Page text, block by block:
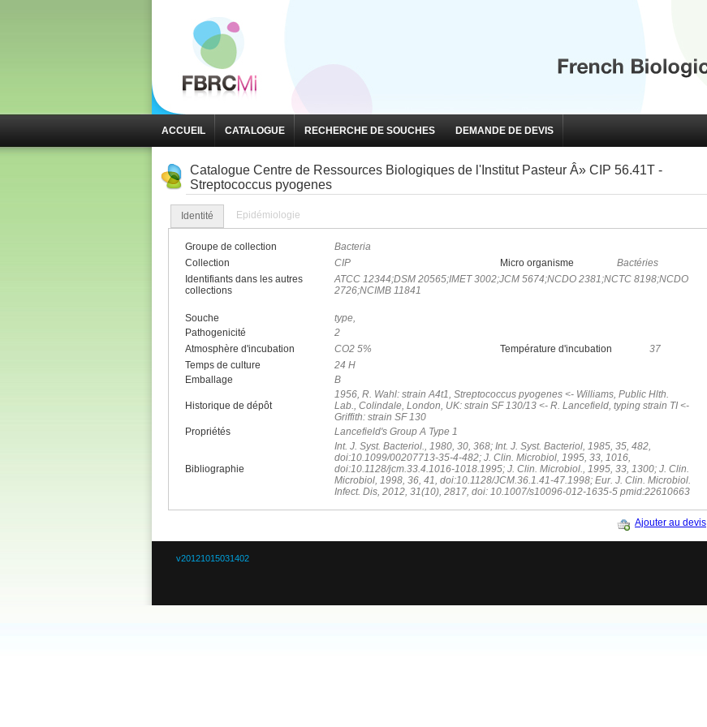
ACCUEIL CATALOGUE RECHERCHE DE SOUCHES DEMANDE DE DEVIS
Catalogue Centre de Ressources Biologiques de l'Institut Pasteur Â» CIP 56.41T -
Streptococcus pyogenes
Identité Epidémiologie
Groupe de collection
Bacteria
Collection
CIP Micro organisme
Bactéries
Identifiants dans les autres
collections
ATCC 12344;DSM 20565;IMET 3002;JCM 5674;NCDO 2381;NCTC 8198;NCDO
2726;NCIMB 11841
Souche
type,
Pathogenicité
2
Atmosphère d'incubation
CO2 5% Température d'incubation
37
Temps de culture
24 H
Emballage
B
Historique de dépôt
1956, R. Wahl: strain A4t1, Streptococcus pyogenes <- Williams, Public Hlth.
Lab., Colindale, London, UK: strain SF 130/13 <- R. Lancefield, typing strain TI <-
Griffith: strain SF 130
Propriétés
Lancefield's Group A Type 1
Bibliographie
Int. J. Syst. Bacteriol., 1980, 30, 368; Int. J. Syst. Bacteriol, 1985, 35, 482,
doi:10.1099/00207713-35-4-482; J. Clin. Microbiol, 1995, 33, 1016,
doi:10.1128/jcm.33.4.1016-1018.1995; J. Clin. Microbiol., 1995, 33, 1300; J. Clin.
Microbiol, 1998, 36, 41, doi:10.1128/JCM.36.1.41-47.1998; Eur. J. Clin. Microbiol.
Infect. Dis, 2012, 31(10), 2817, doi: 10.1007/s10096-012-1635-5 pmid:22610663
Ajouter au devis
v20121015031402